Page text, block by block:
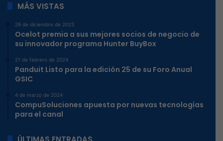
MÁS VISTAS
29 de diciembre de 2023
Ocelot premia a sus mejores socios de negocio de
su innovador programa Hunter BuyBox
21 de febrero de 2024
Panduit Listo para la edición 25 de su Foro Anual
GSIC
4 de marzo de 2024
CompuSoluciones apuesta por nuevas tecnologías
para el canal